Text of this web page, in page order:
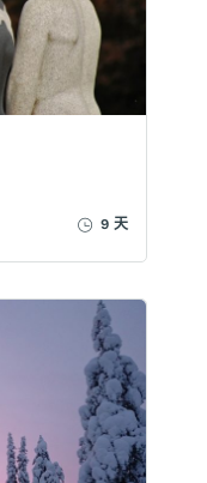
9 天